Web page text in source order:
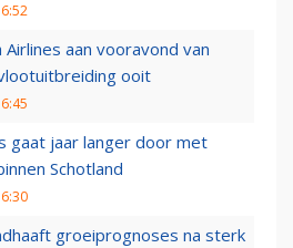
Airlines aan vooravond van
ooit
gaat jaar langer door met
Schotland
groeiprognoses na sterk